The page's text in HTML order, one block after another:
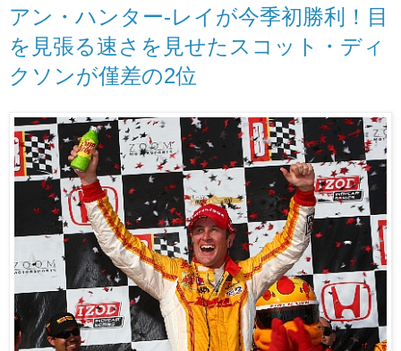
アン・ハンター-レイが今季初勝利！目
を見張る速さを見せたスコット・ディ
クソンが僅差の2位